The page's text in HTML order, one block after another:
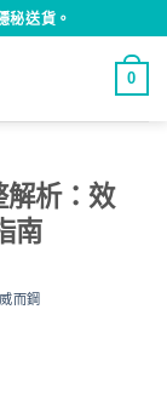
秘送貨。
0
析：效
南
而鋼